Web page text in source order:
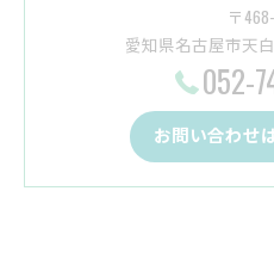
〒
愛知県名古屋市天
052-
お問い合わせ